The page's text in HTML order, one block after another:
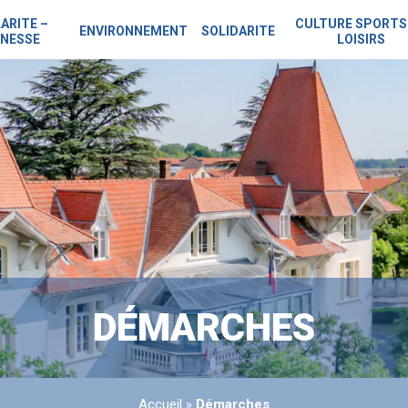
–
ENVIRONNEMENT SOLIDARITE
CULTURE
LOISIRS
DÉMARCHES
Accueil » Démarches